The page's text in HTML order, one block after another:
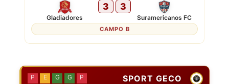
Gladiadores
3 3
Suramericanos FC
CAMPO B
SPORT GECO
P E G G P